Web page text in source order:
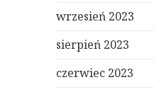
wrzesień 2023
sierpień 2023
czerwiec 2023